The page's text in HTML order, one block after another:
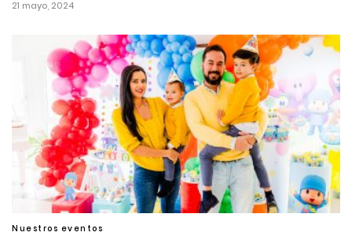
21 mayo, 2024
Nuestros eventos